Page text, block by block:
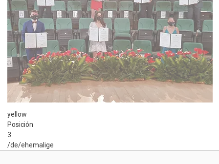
yellow
Posición
3
/de/ehemalige